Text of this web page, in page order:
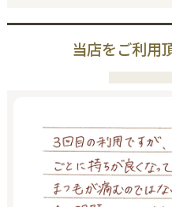
当店をご利用